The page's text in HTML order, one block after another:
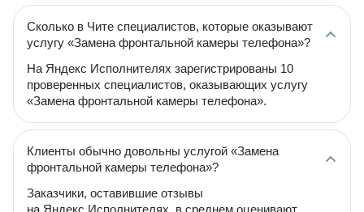
Сколько в Чите специалистов, которые оказывают
услугу «Замена фронтальной камеры телефона»?
На Яндекс Исполнителях зарегистрированы 10
проверенных специалистов, оказывающих услугу
«Замена фронтальной камеры телефона».
Клиенты обычно довольны услугой «Замена
фронтальной камеры телефона»?
Заказчики, оставившие отзывы
на Яндекс Исполнителях, в среднем оценивают